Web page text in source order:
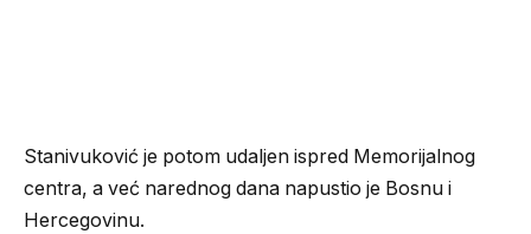
Stanivuković je potom udaljen ispred Memorijalnog
centra, a već narednog dana napustio je Bosnu i
Hercegovinu.